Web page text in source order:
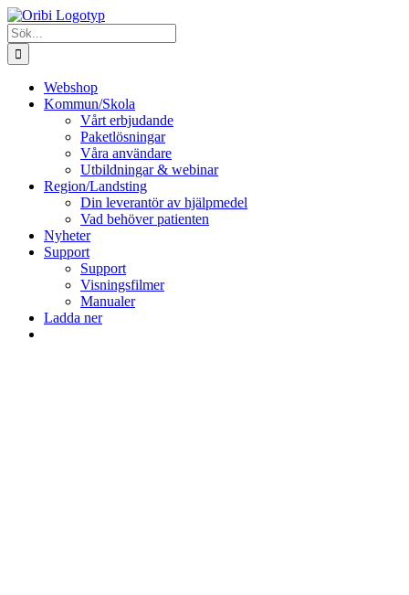
Fortsätt
till
innehållet
Sök
efter:
Webshop
Kommun/Skola
Vårt erbjudande
Paketlösningar
Våra användare
Utbildningar & webinar
Region/Landsting
Din leverantör av hjälpmedel
Vad behöver patienten
Nyheter
Support
Support
Visningsfilmer
Manualer
Ladda ner